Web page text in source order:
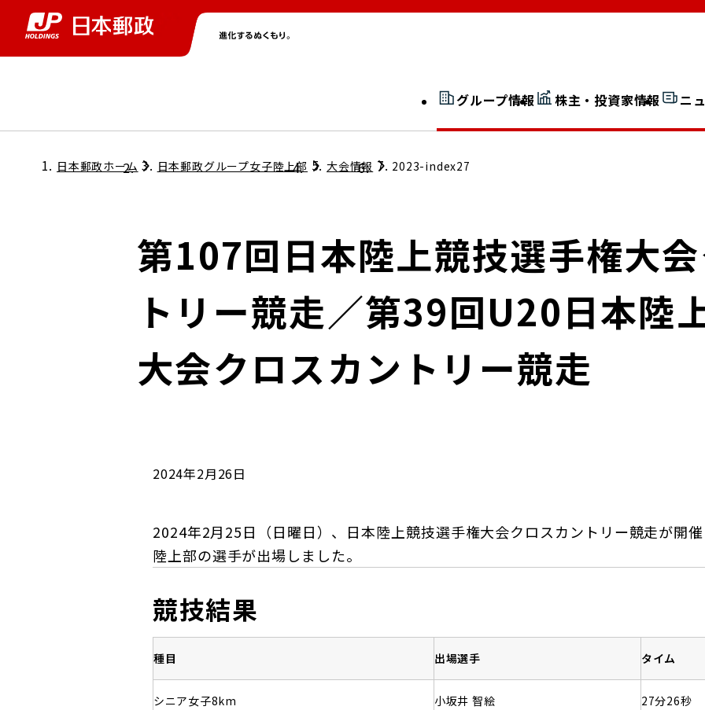
グループ情報
グループ情報トップ
コンダクト向上の取組み
社長室通信
JP 改革実行委員会
広告ギャラリー
日本郵政グループ女子陸上部
株主・投資家情報
株主・投資家情報トップ
個人投資家のみなさまへ
ニ
ニューストップ
サステナビリティトップ
担当役員メッセージ
サステナビリティマネジメント
持続可能な金融のフレームワーク
開示情報検索 外部からの評価
採用情報トップ
日本郵政ホーム 日本郵政グループ女子陸上部 大会情報 2023-index27
第107回日本陸上競技選手権大
トリー競走／第39回U20日本陸
大会クロスカントリー競走
2024年2月26日
2024年2月25日（日曜日）、日本陸上競技選手権大会クロスカントリー競走が開
陸上部の選手が出場しました。
競技結果
種目 出場選手 タイム
シニア女子8km 小坂井 智絵 27分26秒